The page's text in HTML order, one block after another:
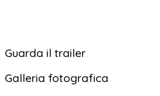
Guarda il trailer
Galleria fotografica